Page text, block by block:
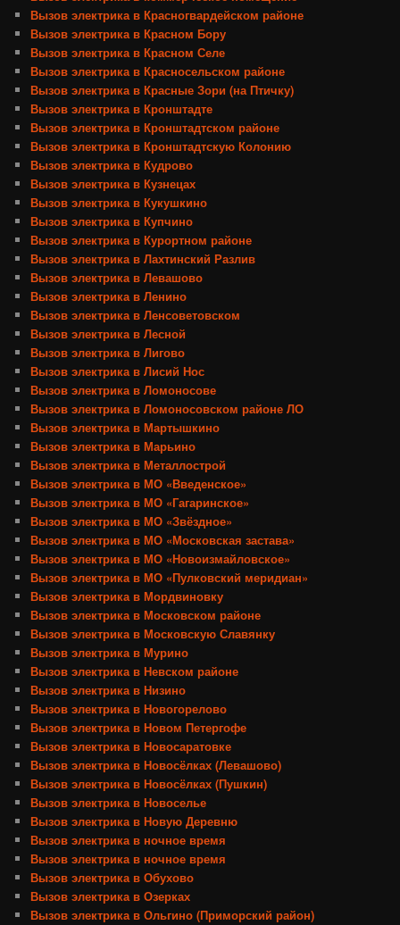
Вызов электрика в Красногвардейском районе
Вызов электрика в Красном Бору
Вызов электрика в Красном Селе
Вызов электрика в Красносельском районе
Вызов электрика в Красные Зори (на Птичку)
Вызов электрика в Кронштадте
Вызов электрика в Кронштадтском районе
Вызов электрика в Кронштадтскую Колонию
Вызов электрика в Кудрово
Вызов электрика в Кузнецах
Вызов электрика в Кукушкино
Вызов электрика в Купчино
Вызов электрика в Курортном районе
Вызов электрика в Лахтинский Разлив
Вызов электрика в Левашово
Вызов электрика в Ленино
Вызов электрика в Ленсоветовском
Вызов электрика в Лесной
Вызов электрика в Лигово
Вызов электрика в Лисий Нос
Вызов электрика в Ломоносове
Вызов электрика в Ломоносовском районе ЛО
Вызов электрика в Мартышкино
Вызов электрика в Марьино
Вызов электрика в Металлострой
Вызов электрика в МО «Введенское»
Вызов электрика в МО «Гагаринское»
Вызов электрика в МО «Звёздное»
Вызов электрика в МО «Московская застава»
Вызов электрика в МО «Новоизмайловское»
Вызов электрика в МО «Пулковский меридиан»
Вызов электрика в Мордвиновку
Вызов электрика в Московском районе
Вызов электрика в Московскую Славянку
Вызов электрика в Мурино
Вызов электрика в Невском районе
Вызов электрика в Низино
Вызов электрика в Новогорелово
Вызов электрика в Новом Петергофе
Вызов электрика в Новосаратовке
Вызов электрика в Новосёлках (Левашово)
Вызов электрика в Новосёлках (Пушкин)
Вызов электрика в Новоселье
Вызов электрика в Новую Деревню
Вызов электрика в ночное время
Вызов электрика в ночное время
Вызов электрика в Обухово
Вызов электрика в Озерках
Вызов электрика в Ольгино (Приморский район)